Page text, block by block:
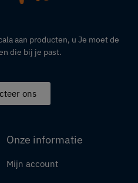
aan producten, u Je moet de
die bij je past.
ons
Onze informatie
Mijn account